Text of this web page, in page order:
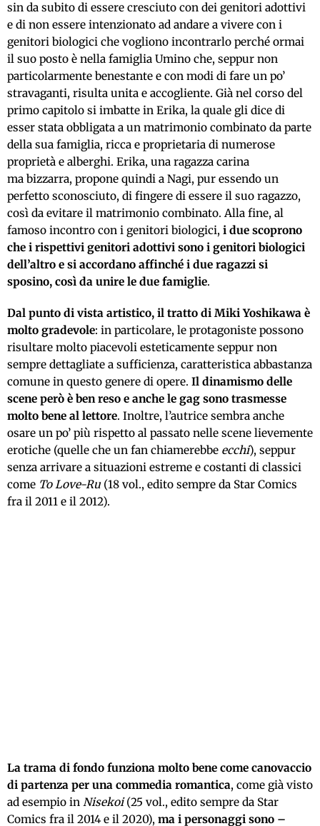
sin da subito di essere cresciuto con dei genitori adottivi
e di non essere intenzionato ad andare a vivere con i
genitori biologici che vogliono incontrarlo perché ormai
il suo posto è nella famiglia Umino che, seppur non
particolarmente benestante e con modi di fare un po’
stravaganti, risulta unita e accogliente. Già nel corso del
primo capitolo si imbatte in Erika, la quale gli dice di
esser stata obbligata a un matrimonio combinato da parte
della sua famiglia, ricca e proprietaria di numerose
proprietà e alberghi. Erika, una ragazza carina
ma bizzarra, propone quindi a Nagi, pur essendo un
perfetto sconosciuto, di fingere di essere il suo ragazzo,
così da evitare il matrimonio combinato. Alla fine, al
famoso incontro con i genitori biologici, i due scoprono
che i rispettivi genitori adottivi sono i genitori biologici
dell’altro e si accordano affinché i due ragazzi si
sposino, così da unire le due famiglie.
Dal punto di vista artistico, il tratto di Miki Yoshikawa è
molto gradevole: in particolare, le protagoniste possono
risultare molto piacevoli esteticamente seppur non
sempre dettagliate a sufficienza, caratteristica abbastanza
comune in questo genere di opere. Il dinamismo delle
scene però è ben reso e anche le gag sono trasmesse
molto bene al lettore. Inoltre, l’autrice sembra anche
osare un po’ più rispetto al passato nelle scene lievemente
erotiche (quelle che un fan chiamerebbe ecchi), seppur
senza arrivare a situazioni estreme e costanti di classici
come To Love-Ru(18 vol., edito sempre da Star Comics
fra il 2011 e il 2012).
La trama di fondo funziona molto bene come canovaccio
di partenza per una commedia romantica, come già visto
ad esempio in Nisekoi(25 vol., edito sempre da Star
Comics fra il 2014 e il 2020), ma i personaggi sono –